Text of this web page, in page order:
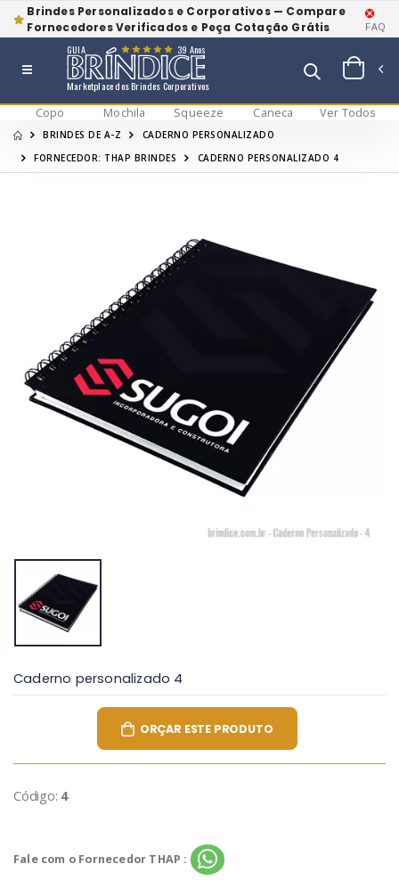
Brindes Personalizados e Corporativos — Compare
Fornecedores Verificados e Peça Cotação Grátis
FAQ
Marketplace dos Brindes Corporativos
GUIA 39 Anos
Copo Mochila Squeeze Caneca Ver Todos
BRINDES DE A-Z
CADERNO PERSONALIZADO
FORNECEDOR: THAP BRINDES
CADERNO PERSONALIZADO 4
Caderno personalizado 4
ORÇAR ESTE PRODUTO
Código: 4
Fale com o Fornecedor THAP :